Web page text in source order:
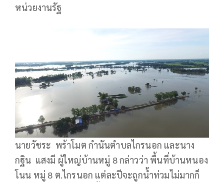
หน่วยงานรัฐ
นายวัชระ พร้าโมต กำนันตำบลไกรนอก และนาง
กฐิน แสงมี ผู้ใหญ่บ้านหมู่ 8 กล่าวว่า พื้นที่บ้านหนอง
โนน หมู่ 8 ต.ไกรนอก แต่ละปีจะถูกน้ำท่วมไม่มากก็